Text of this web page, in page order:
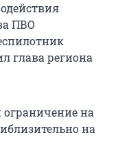
ПВО
глава региона
ограничение на
на